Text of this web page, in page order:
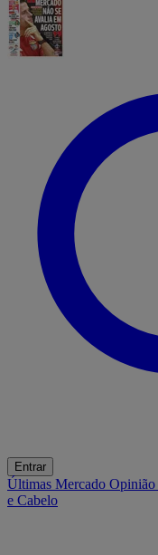
Entrar
Últimas Mercado Opinião
e Cabelo